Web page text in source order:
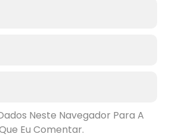
Neste Navegador Para A
Eu Comentar.